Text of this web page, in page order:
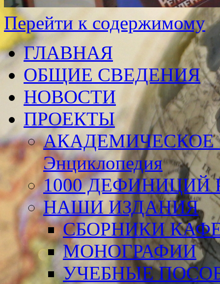
Перейти к содержимому
ГЛАВНАЯ
ОБЩИЕ СВЕДЕНИЯ
НОВОСТИ
ПРОЕКТЫ
АКАДЕМИЧЕСКОЕ
Энциклопедия
1000 ДЕФИНИЦИЙ
НАШИ ИЗДАНИЯ
СБОРНИКИ
МОНОГРАФИИ
УЧЕБНЫЕ